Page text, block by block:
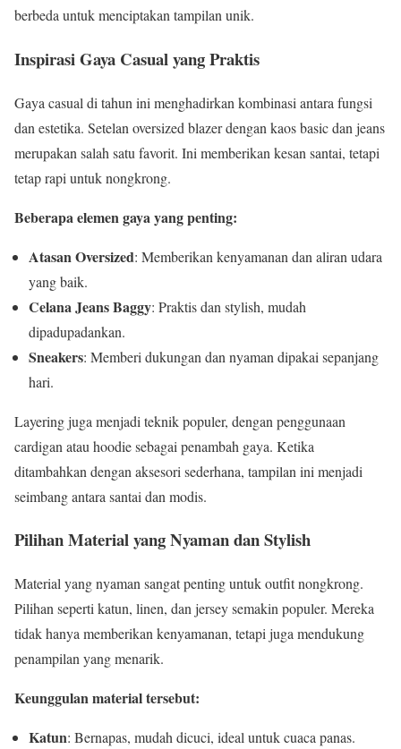
berbeda untuk menciptakan tampilan unik.
Inspirasi Gaya Casual yang Praktis
Gaya casual di tahun ini menghadirkan kombinasi antara fungsi
dan estetika. Setelan oversized blazer dengan kaos basic dan jeans
merupakan salah satu favorit. Ini memberikan kesan santai, tetapi
tetap rapi untuk nongkrong.
Beberapa elemen gaya yang penting:
Atasan Oversized: Memberikan kenyamanan dan aliran udara
yang baik.
Celana Jeans Baggy: Praktis dan stylish, mudah
dipadupadankan.
Sneakers: Memberi dukungan dan nyaman dipakai sepanjang
hari.
Layering juga menjadi teknik populer, dengan penggunaan
cardigan atau hoodie sebagai penambah gaya. Ketika
ditambahkan dengan aksesori sederhana, tampilan ini menjadi
seimbang antara santai dan modis.
Pilihan Material yang Nyaman dan Stylish
Material yang nyaman sangat penting untuk outfit nongkrong.
Pilihan seperti katun, linen, dan jersey semakin populer. Mereka
tidak hanya memberikan kenyamanan, tetapi juga mendukung
penampilan yang menarik.
Keunggulan material tersebut:
Katun: Bernapas, mudah dicuci, ideal untuk cuaca panas.